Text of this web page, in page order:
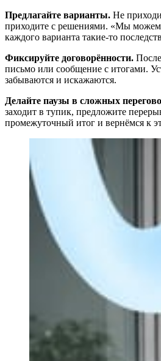
Предлагайте варианты. Не
приходите с решениями. «Мы
каждого варианта такие-то
Фиксируйте договорённости.
письмо или сообщение с итогами.
забываются и искажаются.
Делайте паузы в сложных
заходит в тупик, предложите
промежуточный итог и вернёмся к